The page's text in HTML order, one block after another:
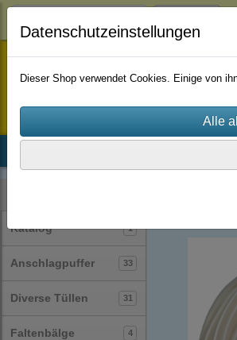
staufenbiel-
Katalog 1
Anschlagpuffer 33
Diverse Tüllen 31
Faltenbälge 4
Datenschutzeinstellungen
Dieser Shop verwendet Cookies. Einige von